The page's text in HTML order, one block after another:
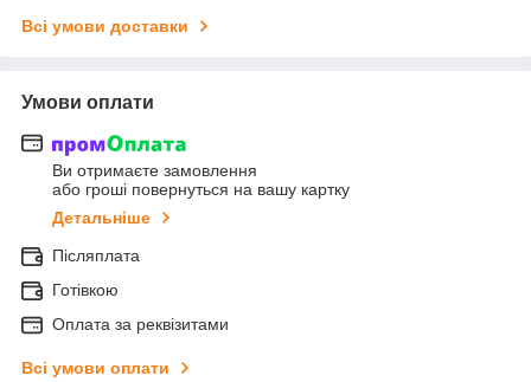
Всі умови доставки
Умови оплати
Ви отримаєте замовлення
або гроші повернуться на вашу картку
Детальніше
Післяплата
Готівкою
Оплата за реквізитами
Всі умови оплати